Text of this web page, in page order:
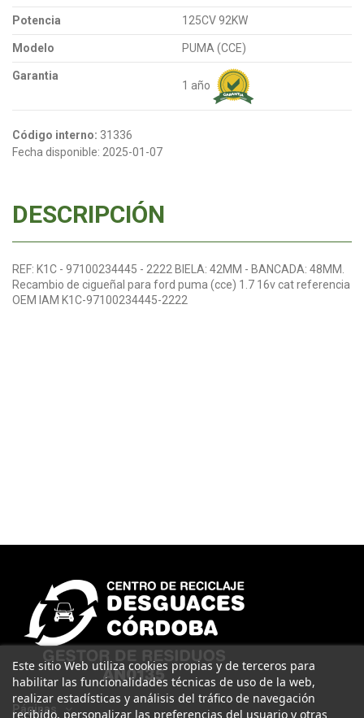
Potencia 125CV 92KW
Modelo PUMA (CCE)
Garantia
1 año
Código interno: 31336
Fecha disponible: 2025-01-07
DESCRIPCIÓN
REF: K1C - 97100234445 - 2222 BIELA: 42MM - BANCADA: 48MM.
Recambio de cigueñal para ford puma (cce) 1.7 16v cat referencia
OEM IAM K1C-97100234445-2222
Páginas
Este sitio Web utiliza cookies propias y de terceros para
habilitar las funcionalidades técnicas de uso de la web,
realizar estadísticas y análisis del tráfico de navegación
recibido, personalizar las preferencias del usuario y otras